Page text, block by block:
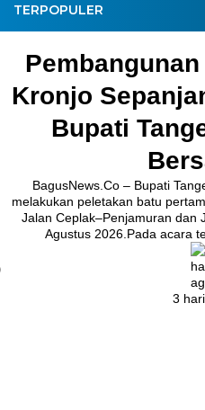
TERPOPULER
Kronjo
Bupati
BagusNews.Co – Bupati
melakukan peletakan batu
Jalan Ceplak–Penjamuran dan
Agustus 2026.Pada acara
3